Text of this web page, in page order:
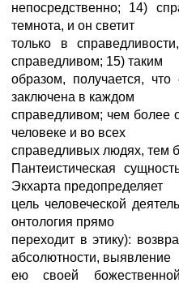
непосредственно; 14)
темнота, и он светит
только в
справедливом; 15) таким
образом, получается, что
заключена в каждом
справедливом; чем более
человеке и во всех
справедливых людях, тем
Пантеистическая
Экхарта предопределяет
цель человеческой
онтология прямо
переходит в этику):
абсолютности, выявление
ею своей